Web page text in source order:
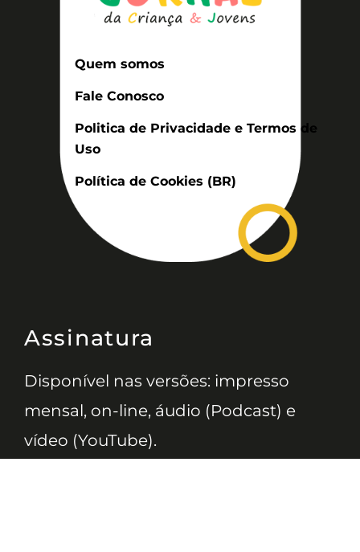
Quem somos
Fale Conosco
Politica de Privacidade e Termos de
Uso
Política de Cookies (BR)
Assinatura
Disponível nas versões: impresso
mensal, on-line, áudio (Podcast) e
vídeo (YouTube).